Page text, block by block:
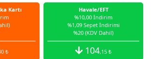
Kartı
₺
Havale/EFT
%10,00 İndirim
%1,09 Sepet İndirimi
%20 (KDV Dahil)
104,15 ₺